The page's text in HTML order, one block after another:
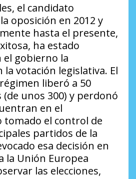
el candidato
oposición en 2012 y
hasta el presente,
ha estado
el gobierno la
votación legislativa. El
liberó a 50
unos 300) y perdonó
en el
tomado el control de
partidos de la
esa decisión en
la Unión Europea
las elecciones,